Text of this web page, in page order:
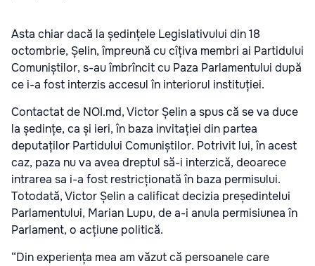
Asta chiar dacă la ședințele Legislativului din 18
octombrie, Șelin, împreună cu cîțiva membri ai Partidului
Comuniștilor, s-au îmbrîncit cu Paza Parlamentului după
ce i-a fost interzis accesul în interiorul instituției.
Contactat de NOI.md, Victor Șelin a spus că se va duce
la ședințe, ca și ieri, în baza invitației din partea
deputaților Partidului Comuniștilor. Potrivit lui, în acest
caz, paza nu va avea dreptul să-i interzică, deoarece
intrarea sa i-a fost restricționată în baza permisului.
Totodată, Victor Șelin a calificat decizia președintelui
Parlamentului, Marian Lupu, de a-i anula permisiunea în
Parlament, o acțiune politică.
“Din experiența mea am văzut că persoanele care